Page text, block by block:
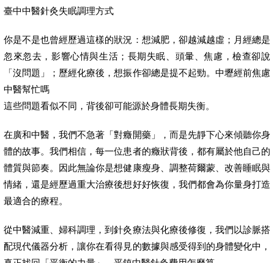
臺中中醫針灸失眠調理方式
你是不是也曾經歷過這樣的狀況：想減肥，卻越減越虛；月經總是
忽來忽去，影響心情與生活；長期失眠、頭暈、焦慮，檢查卻說
「沒問題」；歷經化療後，想振作卻總是提不起勁。中壢經前焦慮
中醫幫忙嗎
這些問題看似不同，背後卻可能源於身體長期失衡。
在廣和中醫，我們不急著「對癥開藥」，而是先靜下心來傾聽你身
體的故事。我們相信，每一位患者的癥狀背後，都有屬於他自己的
體質與節奏。因此無論你是想健康瘦身、調整荷爾蒙、改善睡眠與
情緒，還是經歷過重大治療後想好好恢復，我們都會為你量身打造
最適合的療程。
從中醫減重、婦科調理，到針灸療法與化療後修復，我們以診脈搭
配現代儀器分析，讓你在看得見的數據與感受得到的身體變化中，